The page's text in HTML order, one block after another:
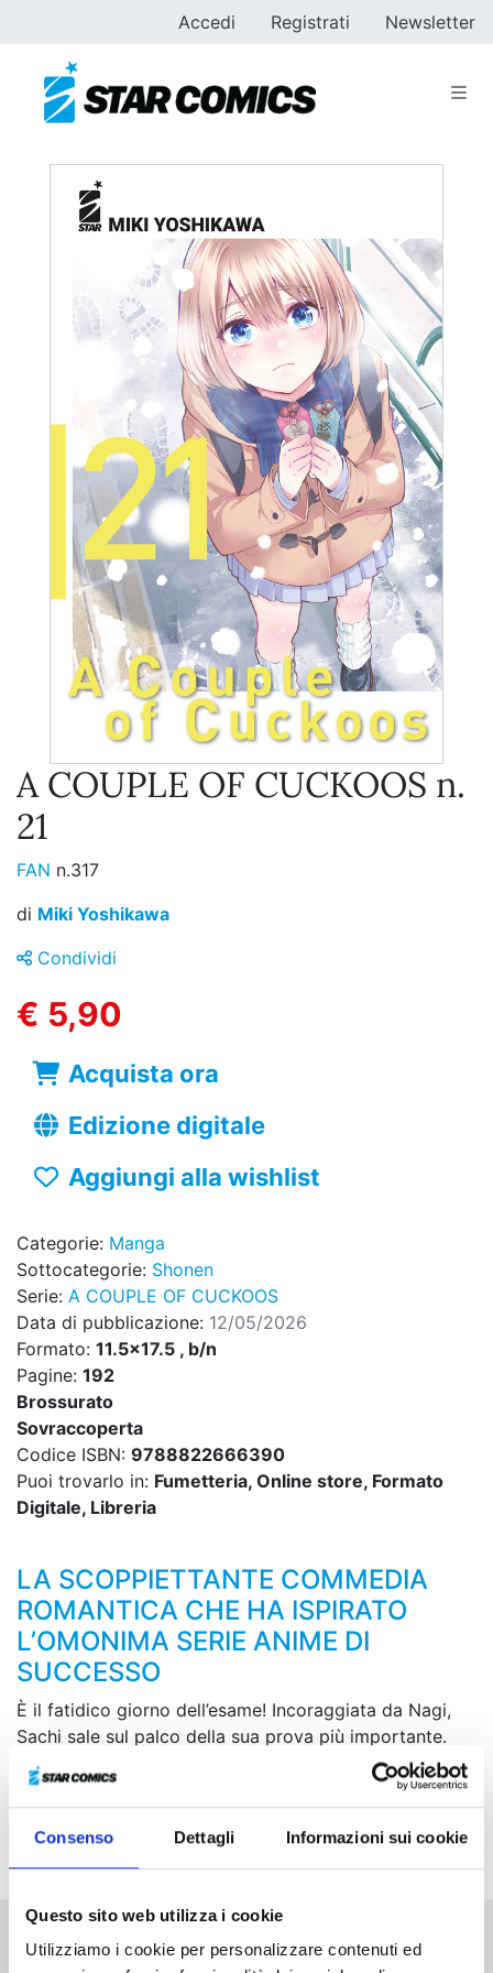
Consenso Dettagli Informazioni sui cookie
Questo sito web utilizza i cookie
Utilizziamo i cookie per personalizzare contenuti ed
Accedi Registrati Newsletter
A COUPLE OF CUCKOOS n.
21
FAN n.317
di Miki Yoshikawa
Condividi
€ 5,90
Acquista ora
Edizione digitale
Aggiungi alla wishlist
Categorie: Manga
Sottocategorie: Shonen
Serie: A COUPLE OF CUCKOOS
Data di pubblicazione: 12/05/2026
Formato: 11.5x17.5 , b/n
Pagine: 192
Brossurato
Sovraccoperta
Codice ISBN: 9788822666390
Puoi trovarlo in: Fumetteria, Online store, Formato
Digitale, Libreria
LA SCOPPIETTANTE COMMEDIA
ROMANTICA CHE HA ISPIRATO
L’OMONIMA SERIE ANIME DI
SUCCESSO
È il fatidico giorno dell’esame! Incoraggiata da Nagi,
Sachi sale sul palco della sua prova più importante.
Riuscirà a superarla e a ottenere una risposta alla sua
dichiarazione? Nel frattempo, arriva la dolce stagione
caratteristici, di chi sarà quello che sceglierà Nagi?